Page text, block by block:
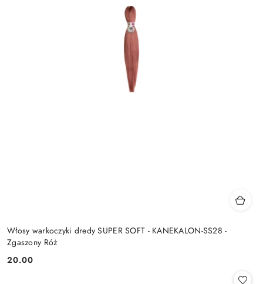
Włosy warkoczyki dredy SUPER SOFT - KANEKALON-SS28 -
Zgaszony Róż
Cena:
20.00